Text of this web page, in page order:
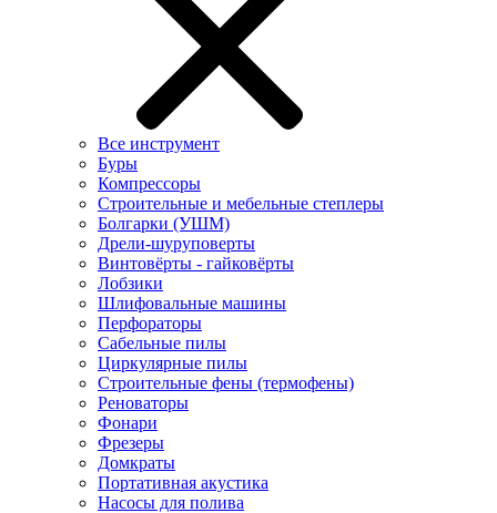
Все инструмент
Буры
Компрессоры
Строительные и мебельные степлеры
Болгарки (УШМ)
Дрели-шуруповерты
Винтовёрты - гайковёрты
Лобзики
Шлифовальные машины
Перфораторы
Сабельные пилы
Циркулярные пилы
Строительные фены (термофены)
Реноваторы
Фонари
Фрезеры
Домкраты
Портативная акустика
Насосы для полива